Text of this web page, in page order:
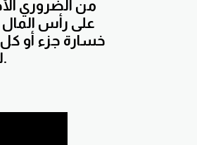
من الضروري
على رأس المال
خسارة جزء أو
لفهم جميع المخاطر المتعلقة بالاستثمار في العملات.